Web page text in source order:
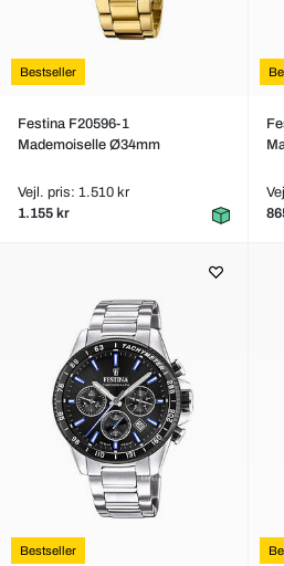
Bestseller
Festina F20596-1
Mademoiselle Ø34mm
Vejl. pris: 1.510 kr
1.155 kr
Bestseller